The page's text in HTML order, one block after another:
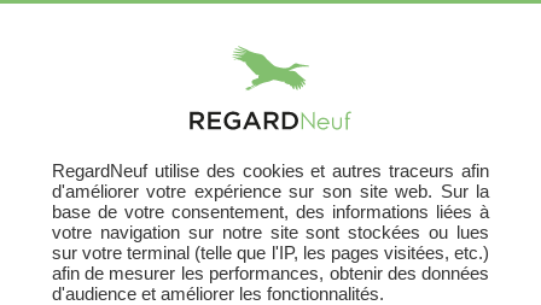
Acheter Votre Logement
629 programmes neufs
En France
RegardNeuf utilise des cookies et autres traceurs afin
d'améliorer votre expérience sur son site web. Sur la
base de votre consentement, des informations liées à
votre navigation sur notre site sont stockées ou lues
sur votre terminal (telle que l'IP, les pages visitées, etc.)
afin de mesurer les performances, obtenir des données
d'audience et améliorer les fonctionnalités.